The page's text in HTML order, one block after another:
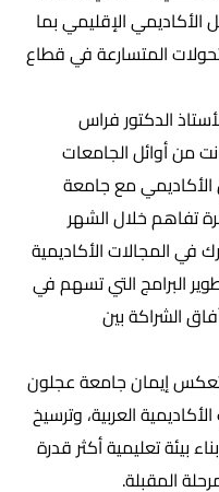
الأكاديمي الإقليمي بما
المتسارعة في قطاع
الدكتور فراس
من أوائل الجامعات
الأكاديمي مع جامعة
تفاهم خلال الشهر
في المجالات الأكاديمية
البرامج التي تسهم في
الشراكة بين
تعكس إيمان جامعة عجلون
العربية، وترسيخ
بيئة تعليمية أكثر قدرة
المقبلة.